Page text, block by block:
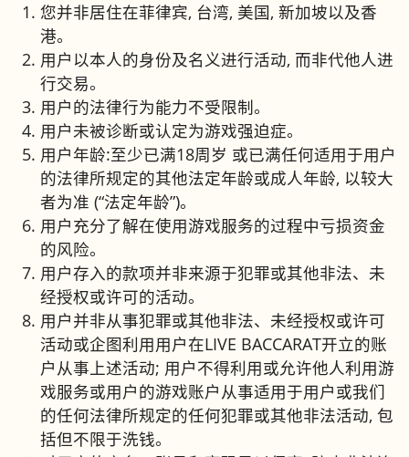
您并非居住在菲律宾, 台湾, 美国, 新加坡以及香
港。
用户以本人的身份及名义进行活动, 而非代他人进
行交易。
用户的法律行为能力不受限制。
用户未被诊断或认定为游戏强迫症。
用户年龄:至少已满18周岁 或已满任何适用于用户
的法律所规定的其他法定年龄或成人年龄, 以较大
者为准 (“法定年龄”)。
用户充分了解在使用游戏服务的过程中亏损资金
的风险。
用户存入的款项并非来源于犯罪或其他非法、未
经授权或许可的活动。
用户并非从事犯罪或其他非法、未经授权或许可
活动或企图利用用户在LIVE BACCARAT开立的账
户从事上述活动; 用户不得利用或允许他人利用游
戏服务或用户的游戏账户从事适用于用户或我们
的任何法律所规定的任何犯罪或其他非法活动, 包
括但不限于洗钱。